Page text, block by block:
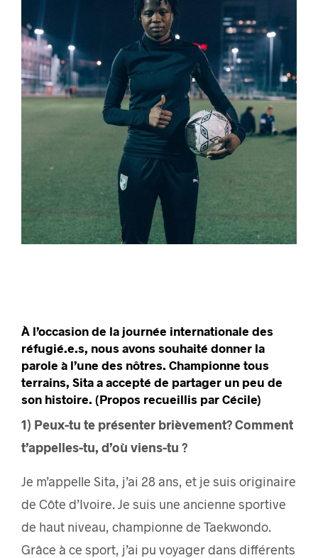
À l’occasion de la journée internationale des
réfugié.e.s, nous avons souhaité donner la
parole à l’une des nôtres. Championne tous
terrains, Sita a accepté de partager un peu de
son histoire. (Propos recueillis par Cécile)
1) Peux-tu te présenter brièvement? Comment
t’appelles-tu, d’où viens-tu ?
Je m’appelle Sita, j’ai 28 ans, et je suis originaire
de Côte d’Ivoire. Je suis une ancienne sportive
de haut niveau, championne de Taekwondo.
Grâce à ce sport, j’ai pu voyager dans différents